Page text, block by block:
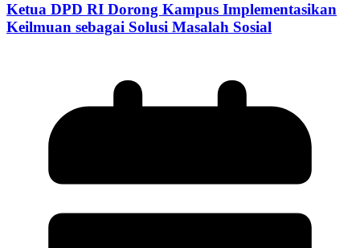
Ketua DPD RI Dorong Kampus Implementasikan
Keilmuan sebagai Solusi Masalah Sosial